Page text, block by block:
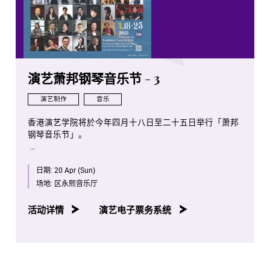
演艺萧邦钢琴音乐节 - 3
演艺制作 音乐
香港演艺学院将於今年四月十八日至二十五日举行「萧邦
钢琴音乐节」。
品编号年序，并由演艺学院钢琴系老师、学生及校友携手
演出。
八场音乐会亦将於香港电台第四台容后播放。
日期: 20 Apr (Sun)
场地: 区永熙音乐厅
活动详情 演艺电子票务系统